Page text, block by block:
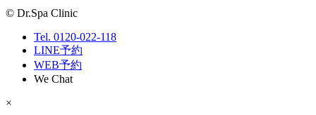
© Dr.Spa Clinic
Tel. 0120-022-118
LINE予約
WEB予約
We Chat
×